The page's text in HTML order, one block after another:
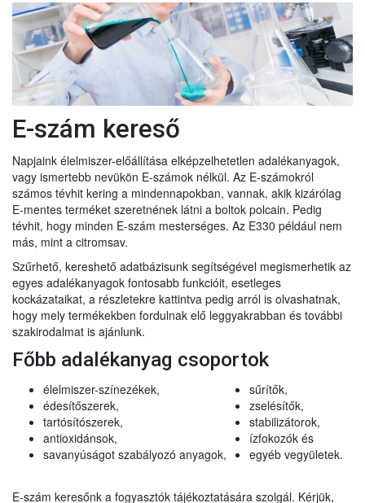
E-szám kereső
Napjaink élelmiszer-előállítása elképzelhetetlen adalékanyagok,
vagy ismertebb nevükön E-számok nélkül. Az E-számokról
számos tévhit kering a mindennapokban, vannak, akik kizárólag
E-mentes terméket szeretnének látni a boltok polcain. Pedig
tévhit, hogy minden E-szám mesterséges. Az E330 például nem
más, mint a citromsav.
Szűrhető, kereshető adatbázisunk segítségével megismerhetik az
egyes adalékanyagok fontosabb funkcióit, esetleges
kockázataikat, a részletekre kattintva pedig arról is olvashatnak,
hogy mely termékekben fordulnak elő leggyakrabban és további
szakirodalmat is ajánlunk.
Főbb adalékanyag csoportok
élelmiszer-színezékek,
édesítőszerek,
tartósítószerek,
antioxidánsok,
savanyúságot szabályozó anyagok,
sűrítők,
zselésítők,
stabilizátorok,
ízfokozók és
egyéb vegyületek.
E-szám keresőnk a fogyasztók tájékoztatására szolgál. Kérjük,